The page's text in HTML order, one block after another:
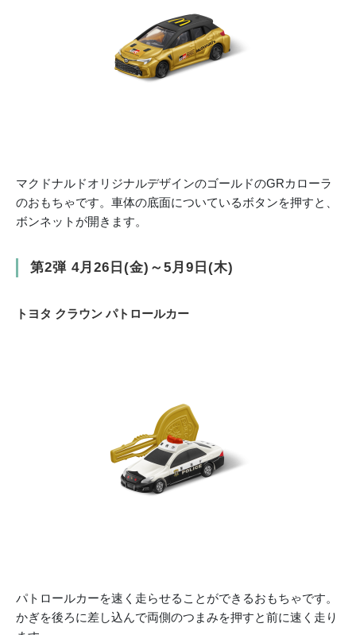
マクドナルドオリジナルデザインのゴールドのGRカローラ
のおもちゃです。車体の底面についているボタンを押すと、
ボンネットが開きます。
第2弾 4月26日(金)～5月9日(木)
トヨタ クラウン パトロールカー
パトロールカーを速く走らせることができるおもちゃです。
かぎを後ろに差し込んで両側のつまみを押すと前に速く走り